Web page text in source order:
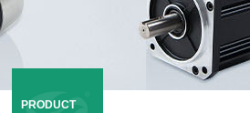
PRODUCT